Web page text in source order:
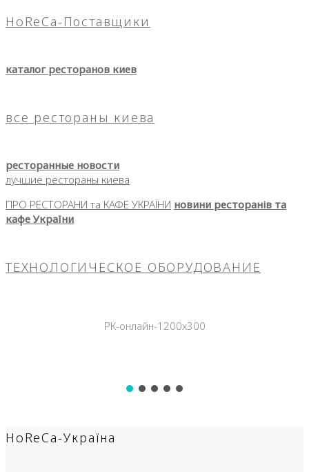
HoReCa-Поставщики
каталог ресторанов киев
все рестораны киева
ресторанные новости
лучшие рестораны киева
ПРО РЕСТОРАНИ та КАФЕ УКРАЇНИ новини ресторанів та
кафе України
ТЕХНОЛОГИЧЕСКОЕ ОБОРУДОВАНИЕ
РК-онлайн-1200х300
HoReCa-Україна